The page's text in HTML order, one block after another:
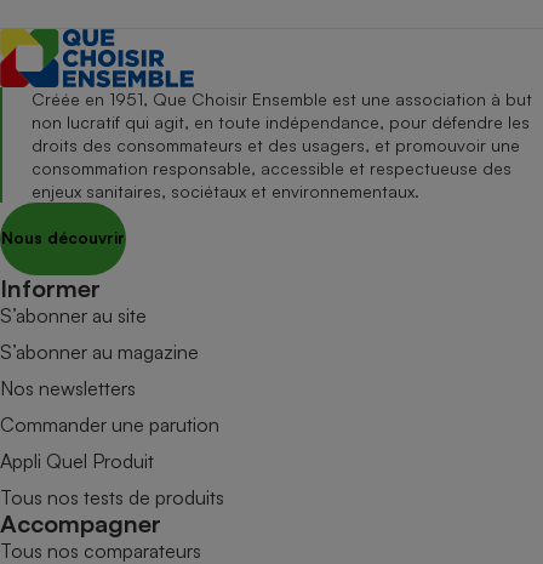
Créée en 1951, Que Choisir Ensemble est une association à but
non lucratif qui agit, en toute indépendance, pour défendre les
droits des consommateurs et des usagers, et promouvoir une
consommation responsable, accessible et respectueuse des
enjeux sanitaires, sociétaux et environnementaux.
Nous découvrir
Informer
S’abonner au site
S’abonner au magazine
Nos newsletters
Commander une parution
Appli Quel Produit
Tous nos tests de produits
Accompagner
Tous nos comparateurs